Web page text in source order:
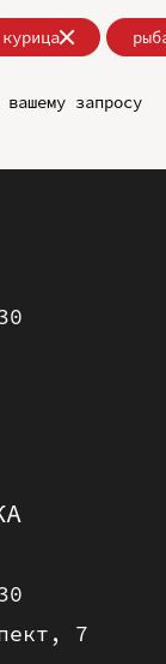
курица
запросу
7